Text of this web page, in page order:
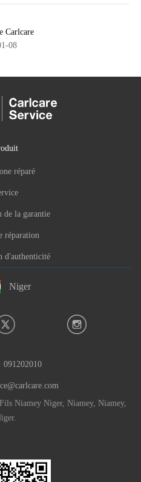
Carlcare
08
réparé
la garantie
réparation
d'authenticité
Niger
091202010
Niamey Niger, Niamey, Niamey,